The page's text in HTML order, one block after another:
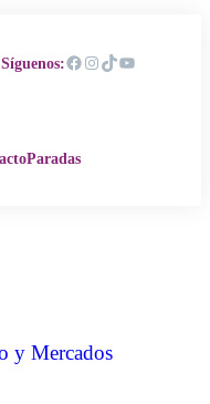
Síguenos:Facebook Instagram TikTok YouTube
Paradas